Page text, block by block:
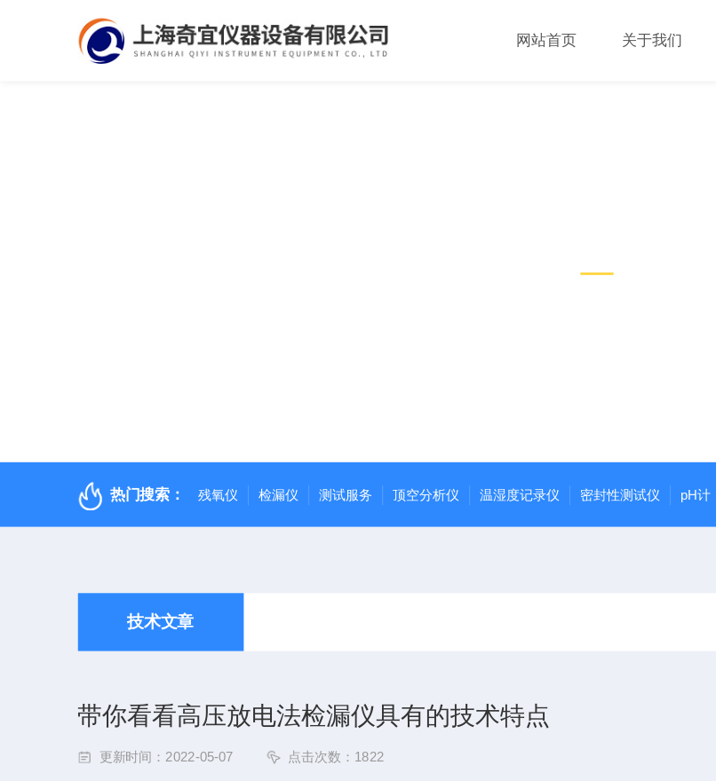
网站首页 关于我们
热门搜索： 残氧仪 检漏仪 测试服务 顶空分析仪 温湿度记录仪 密封性测试仪 pH计
技术文章
带你看看高压放电法检漏仪具有的技术特点
更新时间：2022-05-07 点击次数：1822